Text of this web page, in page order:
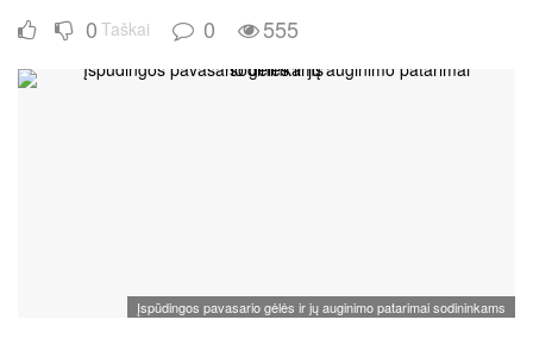
0 Taškai 0 555
Įspūdingos pavasario gėlės ir jų auginimo patarimai sodininkams